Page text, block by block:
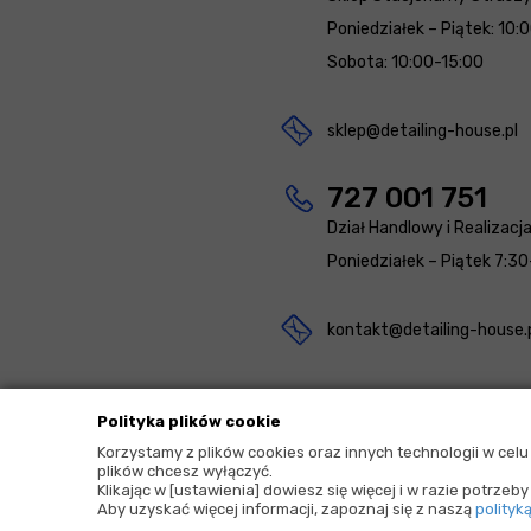
Polityka plików cookie
Korzystamy z plików cookies oraz innych technologii w
plików chcesz wyłączyć.
Klikając w [ustawienia] dowiesz się więcej i w razie
Aby uzyskać więcej informacji, zapoznaj się z naszą
Poniedziałek – Piątek:
Sobota: 10:00-15:00
sklep@detailing-house.pl
727 001 751
Dział Handlowy i
Poniedziałek – Piątek
kontakt@detailing-
2026 © Copyrights by |Detailing House